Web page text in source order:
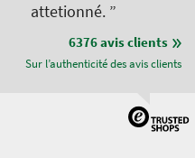
attetionné. ”
6376 avis clients
Sur l’authenticité des avis clients